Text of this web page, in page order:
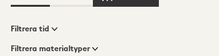
Visningsläge
Filtrera tid
Filtrera materialtyper